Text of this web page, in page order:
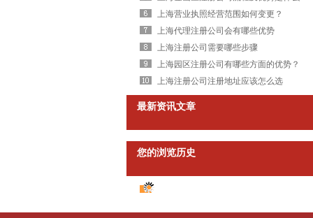
上海营业执照经营范围如何变更？
上海代理注册公司会有哪些优势
上海注册公司需要哪些步骤
上海园区注册公司有哪些方面的优势？
上海注册公司注册地址应该怎么选
最新资讯文章
您的浏览历史